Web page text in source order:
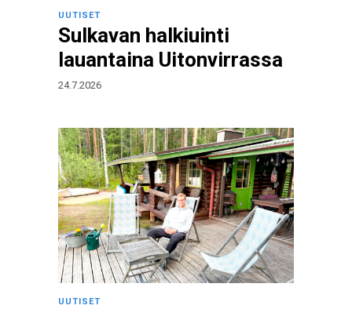
UUTISET
Sulkavan halkiuinti
lauantaina Uitonvirrassa
24.7.2026
UUTISET